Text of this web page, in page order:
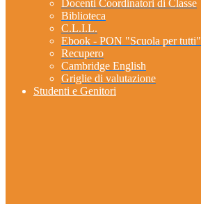
Docenti Coordinatori di Classe
Biblioteca
C.L.I.L.
Ebook - PON "Scuola per tutti"
Recupero
Cambridge English
Griglie di valutazione
Studenti e Genitori